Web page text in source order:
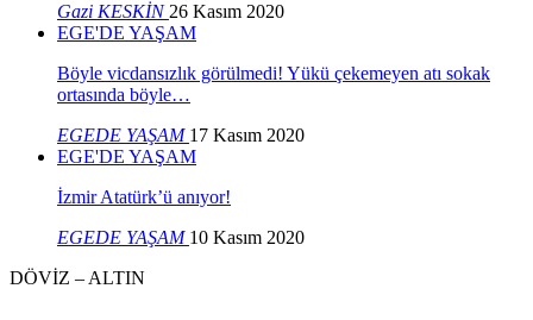
Gazi KESKİN 26 Kasım 2020
EGE'DE YAŞAM
Böyle vicdansızlık görülmedi! Yükü çekemeyen atı sokak
ortasında böyle…
EGEDE YAŞAM 17 Kasım 2020
EGE'DE YAŞAM
İzmir Atatürk’ü anıyor!
EGEDE YAŞAM 10 Kasım 2020
DÖVİZ – ALTIN